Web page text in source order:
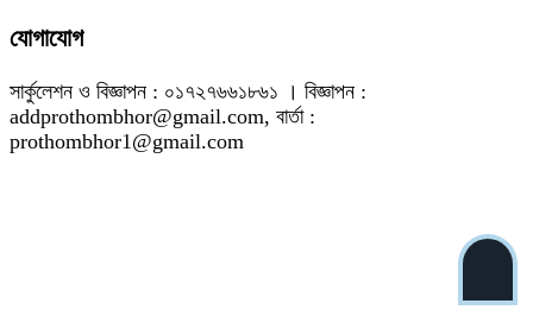
যোগাযোগ
সার্কুলেশন ও বিজ্ঞাপন : ০১৭২৭৬৬১৮৬১ । বিজ্ঞাপন :
addprothombhor@gmail.com, বার্তা :
prothombhor1@gmail.com